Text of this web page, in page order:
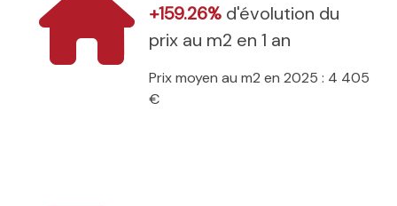
+159.26% d'évolution du
prix au m2 en 1 an
Prix moyen au m2 en 2025 : 4 405
€